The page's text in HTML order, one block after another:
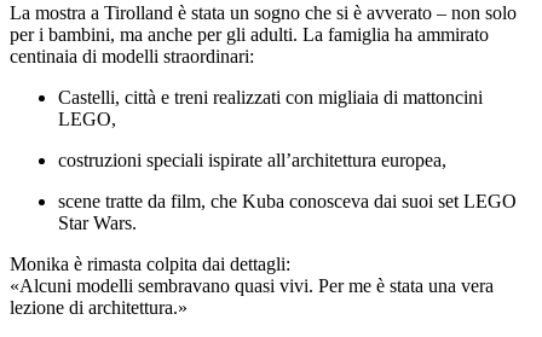
La mostra a Tirolland è stata un sogno che si è avverato – non solo
per i bambini, ma anche per gli adulti. La famiglia ha ammirato
centinaia di modelli straordinari:
Castelli, città e treni realizzati con migliaia di mattoncini
LEGO,
costruzioni speciali ispirate all’architettura europea,
scene tratte da film, che Kuba conosceva dai suoi set LEGO
Star Wars.
Monika è rimasta colpita dai dettagli:
«Alcuni modelli sembravano quasi vivi. Per me è stata una vera
lezione di architettura.»